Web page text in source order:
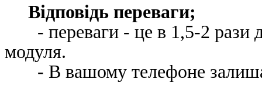
Відповідь переваги;
- переваги - це в 1,5-2 рази
модуля.
- В вашому телефоне